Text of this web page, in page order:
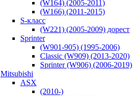
(W164) (2005-2011)
(W166) (2011-2015)
S-класс
(W221) (2005-2009) дорест
Sprinter
(W901-905) (1995-2006)
Classic (W909) (2013-2020)
Sprinter (W906) (2006-2019)
Mitsubishi
ASX
(2010-)